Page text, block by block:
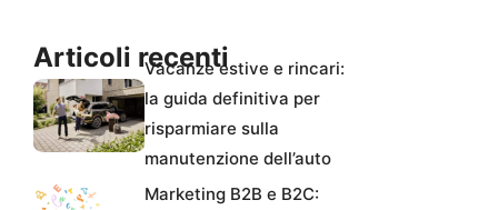
Articoli recentiVacanze estive e rincari:
la guida definitiva per
risparmiare sulla
manutenzione dell’auto
Marketing B2B e B2C: